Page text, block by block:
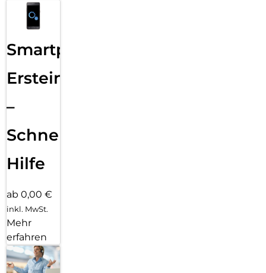
Smartphone
Ersteinrichtung
–
Schnelle
Hilfe
ab 0,00 €
inkl. MwSt.
Mehr
erfahren